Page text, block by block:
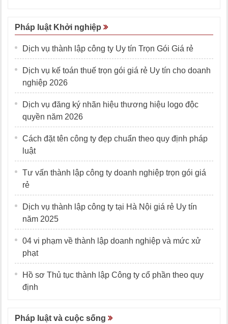
Pháp luật Khởi nghiệp
Dịch vụ thành lập công ty Uy tín Trọn Gói Giá rẻ
Dịch vụ kế toán thuế trọn gói giá rẻ Uy tín cho doanh
nghiệp 2026
Dịch vụ đăng ký nhãn hiệu thương hiệu logo độc
quyền năm 2026
Cách đặt tên công ty đẹp chuẩn theo quy định pháp
luật
Tư vấn thành lập công ty doanh nghiệp trọn gói giá
rẻ
Dịch vụ thành lập công ty tại Hà Nội giá rẻ Uy tín
năm 2025
04 vi phạm về thành lập doanh nghiệp và mức xử
phạt
Hồ sơ Thủ tục thành lập Công ty cổ phần theo quy
định
Pháp luật và cuộc sống